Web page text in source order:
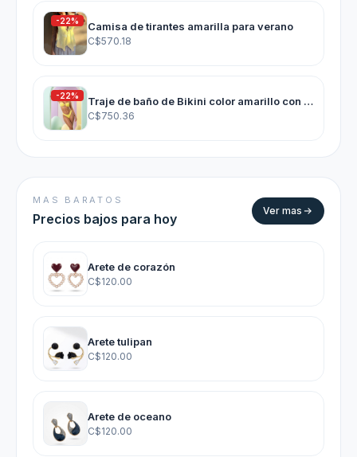
-22% Camisa de tirantes amarilla para verano
C$570.18
-22% Traje de baño de Bikini color amarillo con diseño de estrella de mar
C$750.36
MAS BARATOS
Precios bajos para hoy
Ver mas
Arete de corazón
C$120.00
Arete tulipan
C$120.00
Arete de oceano
C$120.00